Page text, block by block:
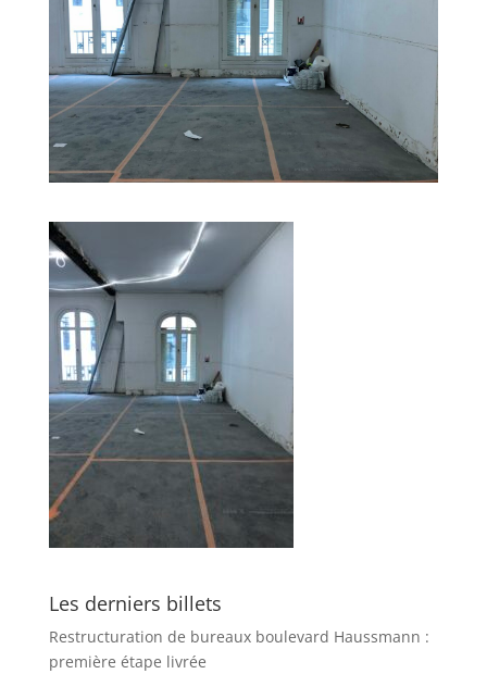
Les derniers billets
Restructuration de bureaux boulevard Haussmann :
première étape livrée